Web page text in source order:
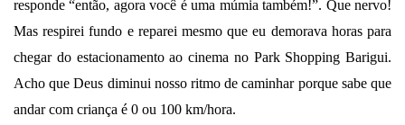
responde “então, agora você é uma múmia também!”. Que nervo!
Mas respirei fundo e reparei mesmo que eu demorava horas para
chegar do estacionamento ao cinema no Park Shopping Barigui.
Acho que Deus diminui nosso ritmo de caminhar porque sabe que
andar com criança é 0 ou 100 km/hora.